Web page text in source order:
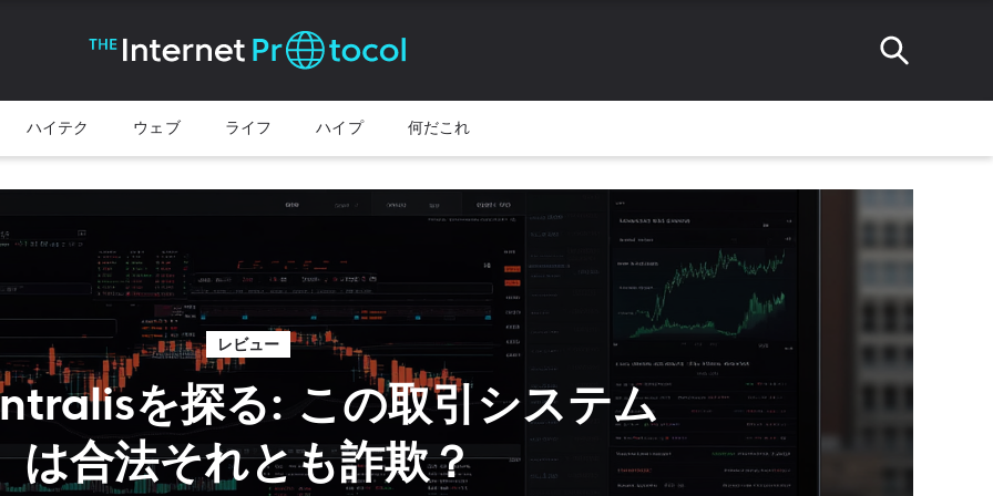
ハイテク ウェブ ライフ ハイプ 何だこれ
レビュー
を探る: この取引システム
は合法それとも詐欺？